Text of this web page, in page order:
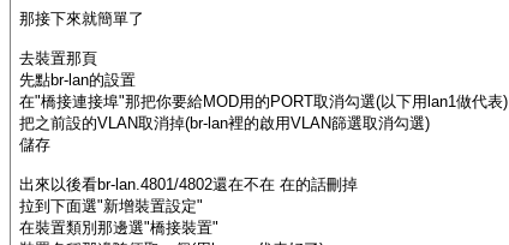
那接下來就簡單了
去裝置那頁
先點br-lan的設置
在"橋接連接埠"那把你要給MOD用的PORT取消勾選(以下用lan1做代表)
把之前設的VLAN取消掉(br-lan裡的啟用VLAN篩選取消勾選)
儲存
出來以後看br-lan.4801/4802還在不在 在的話刪掉
拉到下面選"新增裝置設定"
在裝置類別那邊選"橋接裝置"